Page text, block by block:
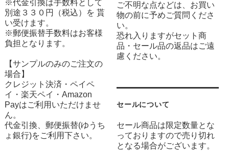
※代金引換は手数料として
別途３３０円（税込）を 貰
い受けます。
※郵便振替手数料はお客様
負担となります。
【サンプルのみのご注文の
場合】
クレジット決済・ペイペ
イ・楽天ペイ・Amazon
Payはご利用いただけませ
ん。
代金引換、郵便振替(ゆうち
ょ銀行)をご利用下さい。
ご不明な点などは、お買い
物の前に予めご質問くださ
い。
恐れ入りますがセット商
品・セール品の返品はご遠
慮ください。
セールについて
セール商品は限定数量とな
っておりますので売り切れ
となる場合がございます。